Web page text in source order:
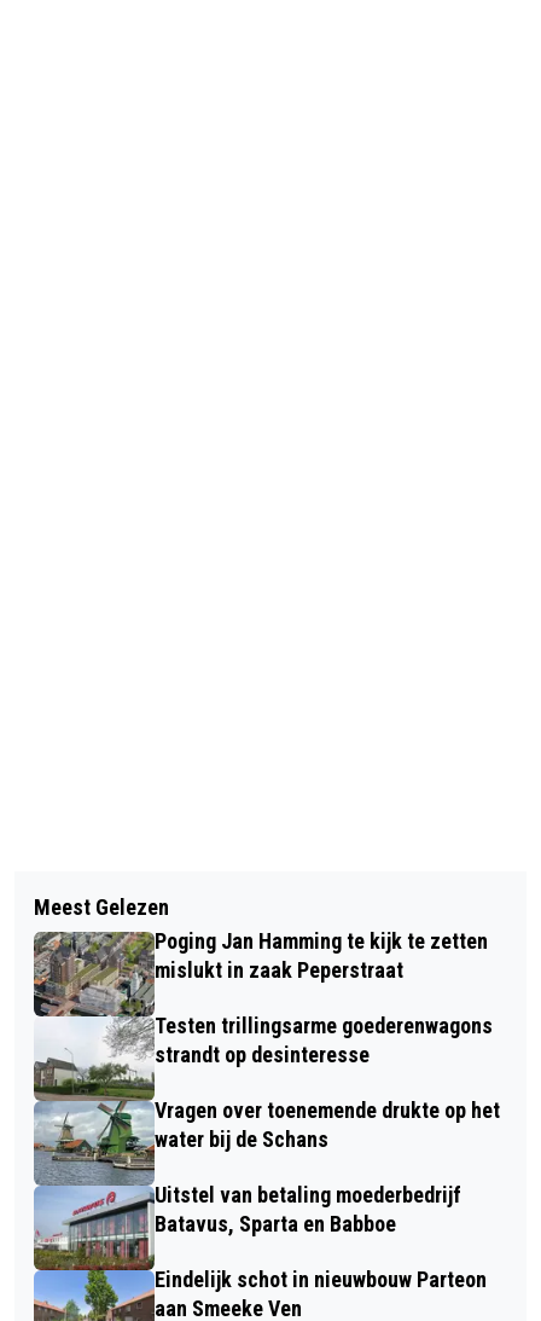
HUISMUS VAAKST GEZIENE GAST IN
ZAANSE TUINEN, GEVOLGD DOOR DE
KOOLMEES
NETTO UITKERING UIT
GEMEENTEFONDS TOT EN MET 2029
NAAR BOVEN BIJGESTELD
Meest Gelezen
Poging Jan Hamming te kijk te zetten
mislukt in zaak Peperstraat
Testen trillingsarme goederenwagons
strandt op desinteresse
Vragen over toenemende drukte op het
water bij de Schans
Uitstel van betaling moederbedrijf
Batavus, Sparta en Babboe
Eindelijk schot in nieuwbouw Parteon
aan Smeeke Ven